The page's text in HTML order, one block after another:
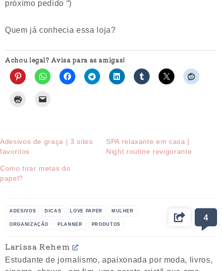
próximo pedido “)
Quem já conhecia essa loja?
Achou legal? Avisa para as amigas!
Adesivos de graça | 3 sites
favoritos
SPA relaxante em casa |
Night routine revigorante
Como tirar metas do
papel?
ADESIVOS DICAS LOVE PAPER MULHER
ORGANIZAÇÃO PLANNER PRODUTOS
4
Larissa Rehem
Estudante de jornalismo, apaixonada por moda, livros,